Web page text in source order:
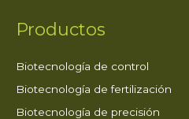
Productos
Biotecnología de control
Biotecnología de fertilización
Biotecnología de precisión